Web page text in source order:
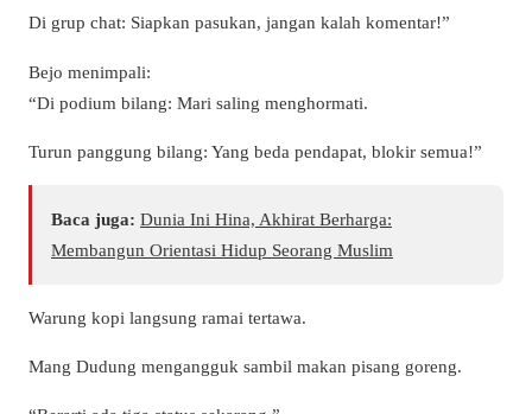
Di grup chat: Siapkan pasukan, jangan kalah komentar!”
Bejo menimpali:
“Di podium bilang: Mari saling menghormati.
Turun panggung bilang: Yang beda pendapat, blokir semua!”
Baca juga: Dunia Ini Hina, Akhirat Berharga:
Membangun Orientasi Hidup Seorang Muslim
Warung kopi langsung ramai tertawa.
Mang Dudung mengangguk sambil makan pisang goreng.